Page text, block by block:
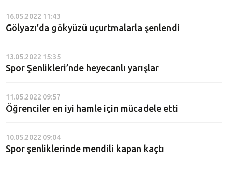
16.05.2022 11:43
Gölyazı’da gökyüzü uçurtmalarla şenlendi
13.05.2022 15:35
Spor Şenlikleri’nde heyecanlı yarışlar
11.05.2022 09:57
Öğrenciler en iyi hamle için mücadele etti
10.05.2022 09:04
Spor şenliklerinde mendili kapan kaçtı